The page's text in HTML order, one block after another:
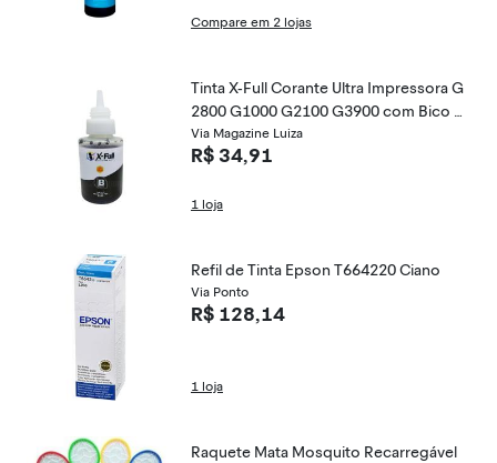
Compare em 2 lojas
Tinta X-Full Corante Ultra Impressora G
2800 G1000 G2100 G3900 com Bico A
plicador / 135ml / Preto
Via Magazine Luiza
R$ 34,91
1 loja
Refil de Tinta Epson T664220 Ciano
Via Ponto
R$ 128,14
1 loja
Raquete Mata Mosquito Recarregável